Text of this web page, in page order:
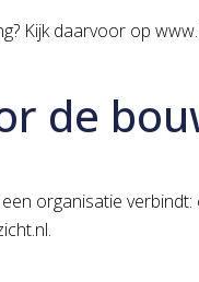
Kijk daarvoor op
de
organisatie